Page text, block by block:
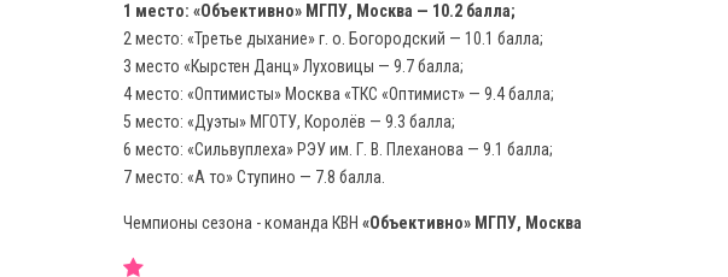
1 место: «Объективно» МГПУ, Москва — 10.2 балла;
2 место: «Третье дыхание» г. о. Богородский — 10.1 балла;
3 место «Кырстен Данц» Луховицы — 9.7 балла;
4 место: «Оптимисты» Москва «ТКС «Оптимист» — 9.4 балла;
5 место: «Дуэты» МГОТУ, Королёв — 9.3 балла;
6 место: «Сильвуплеха» РЭУ им. Г. В. Плеханова — 9.1 балла;
7 место: «А то» Ступино — 7.8 балла.
Чемпионы сезона - команда КВН «Объективно» МГПУ, Москва